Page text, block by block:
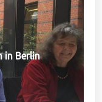
in Berlin